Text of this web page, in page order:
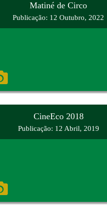
Matiné de Circo
Publicação: 12 Outubro, 2022
CineEco 2018
Publicação: 12 Abril, 2019